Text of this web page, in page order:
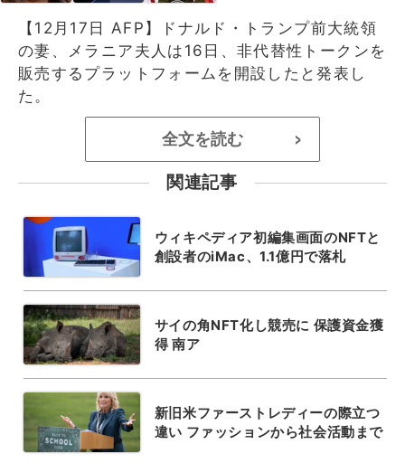
【12月17日 AFP】ドナルド・トランプ前大統領
の妻、メラニア夫人は16日、非代替性トークンを
販売するプラットフォームを開設したと発表し
た。
全文を読む >
関連記事
ウィキペディア初編集画面のNFTと
創設者のiMac、1.1億円で落札
サイの角NFT化し競売に 保護資金獲
得 南ア
新旧米ファーストレディーの際立つ
違い ファッションから社会活動まで